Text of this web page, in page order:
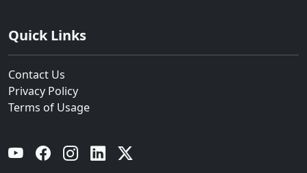
Quick Links
Contact Us
Privacy Policy
Terms of Usage
YouTube Facebook Instagram Linkedin